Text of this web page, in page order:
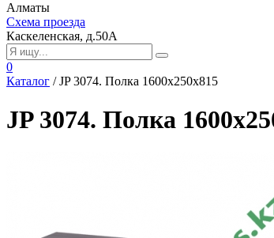
Алматы
Схема проезда
Каскеленская, д.50А
0
Каталог /JP 3074. Полка 1600x250x815
JP 3074. Полка